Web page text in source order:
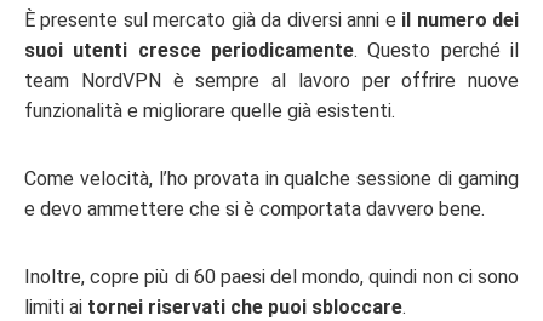
È presente sul mercato già da diversi anni e il numero dei
suoi utenti cresce periodicamente. Questo perché il
team NordVPN è sempre al lavoro per offrire nuove
funzionalità e migliorare quelle già esistenti.
Come velocità, l’ho provata in qualche sessione di gaming
e devo ammettere che si è comportata davvero bene.
Inoltre, copre più di 60 paesi del mondo, quindi non ci sono
limiti ai tornei riservati che puoi sbloccare.